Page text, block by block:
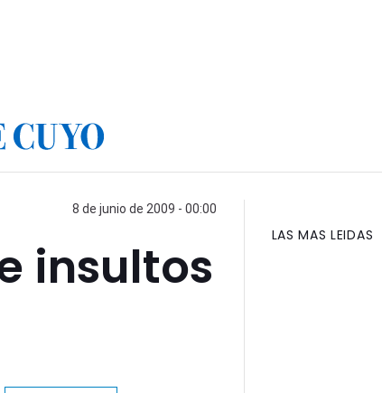
8 de junio de 2009 - 00:00
insultos
LAS MAS LEIDAS